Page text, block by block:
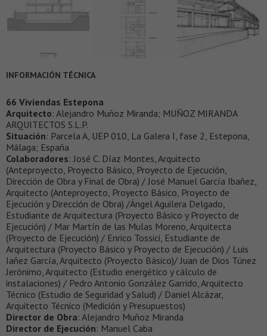
INFORMACIÓN TÉCNICA
66 Viviendas Estepona
Arquitecto: Alejandro Muñoz Miranda; MUÑOZ MIRANDA
ARQUITECTOS S.L.P.
Situación: Parcela A, UEP 010, La Galera I, fase 2, Estepona,
Málaga; España
Colaboradores: José C. Díaz Montes, Arquitecto
(Anteproyecto, Proyecto Básico, Proyecto de Ejecución,
Dirección de Obra y Final de Obra) / José Manuel García Ibañez,
Arquitecto (Anteproyecto, Proyecto Básico, Proyecto de
Ejecución y Dirección de Obra) /Ángel Aguilera Delgado,
Estudiante de Arquitectura (Proyecto Básico y Proyecto de
Ejecución) / Mar Martín de las Mulas Moreno, Arquitecta
(Proyecto de Ejecución) / Enrico Tossici, Estudiante de
Arquitectura (Proyecto Básico y Proyecto de Ejecución) / Luis
Iañez García, Arquitecto (Proyecto Básico)/ Juan de Dios Túnez
Jerónimo, Arquitecto (Estudio energético y cálculo de
instalaciones) / Pedro Antonio González Garrido, Arquitecto
Técnico (Estudio de Seguridad y Salud) / Daniel Alcázar,
Arquitecto Técnico (Medición y Presupuestos)
Director de Obra: Alejandro Muñoz Miranda
Director de Ejecución: Manuel Caba